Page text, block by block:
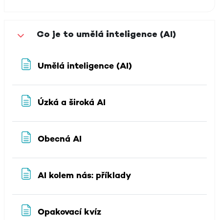
Sbalit Co je to umělá inteligence (AI)
Umělá inteligence (AI)
Úzká a široká AI
Obecná AI
AI kolem nás: příkladyStránka
Opakovací kvízStránka